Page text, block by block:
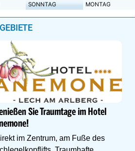
SONNTAG MONTAG
Sie Traumtage im Hotel
im Zentrum, am Fuße des